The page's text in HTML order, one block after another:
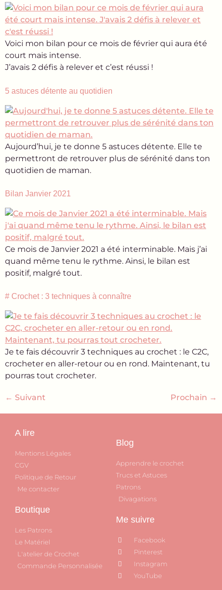
Voici mon bilan pour ce mois de février qui aura été
court mais intense.
J’avais 2 défis à relever et c’est réussi !
5 astuces détente au quotidien
Aujourd’hui, je te donne 5 astuces détente. Elle te
permettront de retrouver plus de sérénité dans ton
quotidien de maman.
Bilan Janvier 2021
Ce mois de Janvier 2021 a été interminable. Mais j’ai
quand même tenu le rythme. Ainsi, le bilan est
positif, malgré tout.
# Crochet : 3 techniques à connaître
Je te fais découvrir 3 techniques au crochet : le C2C,
crocheter en aller-retour ou en rond. Maintenant, tu
pourras tout crocheter.
← Suivant Prochain →
A lire
Mentions Légales
CGV
Politique de Retour
Me contacter
Boutique
Les Patrons
Le Matériel
L'atelier de Crochet
Commande Personnalisée
Blog
Apprendre le crochet
Trucs et Astuces
Patrons
Divagations
Me suivre
Facebook
Pinterest
Instagram
YouTube